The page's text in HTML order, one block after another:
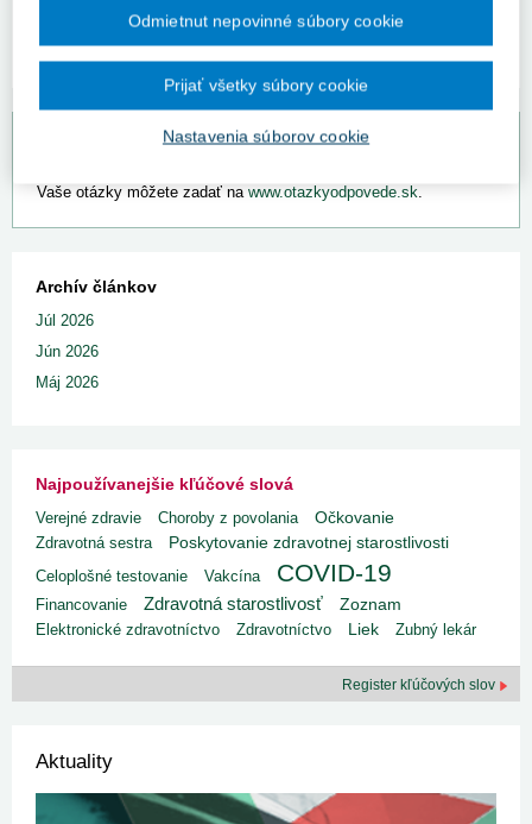
Vestník možno nájsťtu
Bezplatný odpovedný servis pre predplatiteľov
Vaše otázky môžete zadať na www.otazkyodpovede.sk.
Archív článkov
Júl 2026
Jún 2026
Máj 2026
Najpoužívanejšie kľúčové slová
Verejné zdravie Choroby z povolania
Očkovanie
Zdravotná sestra
Poskytovanie zdravotnej starostlivosti
Celoplošné testovanie Vakcína COVID-19
Financovanie Zdravotná starostlivosť
Zoznam
Elektronické zdravotníctvo
Zdravotníctvo Liek Zubný lekár
Register kľúčových slov
Aktuality
Nastavenia súborov cookie
Odmietnut nepovinné súbory cookie
Prijať všetky súbory cookie